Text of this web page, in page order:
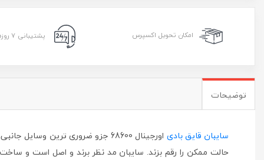
امکان تحویل اکسپرس پشتیبانی ۷ روزه ۲۴ ساعته
توضیحات
سایبان قایق بادی
اورجینال 68600 جزو ضروری ترین
حالت ممکن را رقم بزند. سایبان مد نظر برند و اصل است و